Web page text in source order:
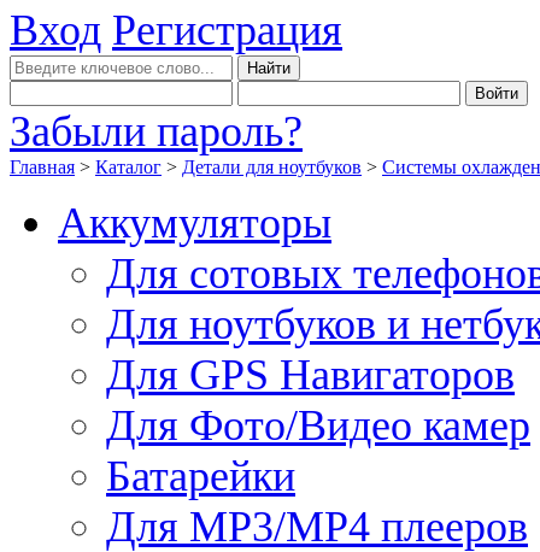
Вход Регистрация
Забыли пароль?
Главная > Каталог > Детали для ноутбуков > Системы
Аккумуляторы
Для сотовых
Для ноутбуков и
Для GPS Навигаторов
Для Фото/Видео камер
Батарейки
Для MP3/MP4 плееров